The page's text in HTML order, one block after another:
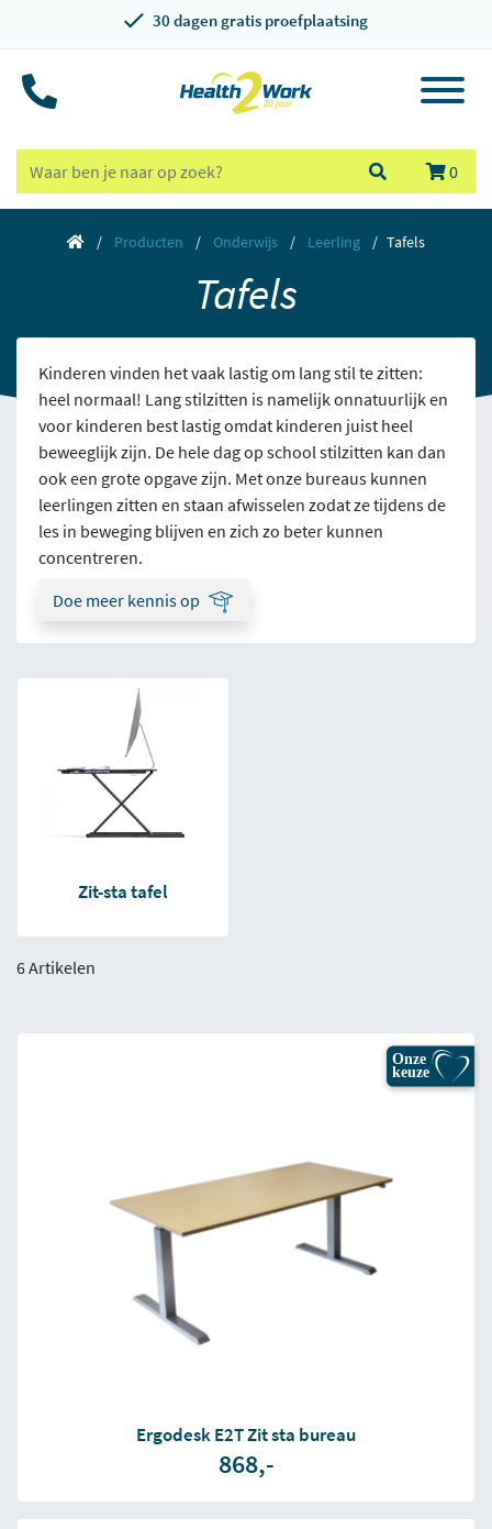
30 dagen gratis proefplaatsing
0
Producten Onderwijs Leerling Tafels
Tafels
Kinderen vinden het vaak lastig om lang stil te zitten:
heel normaal! Lang stilzitten is namelijk onnatuurlijk en
voor kinderen best lastig omdat kinderen juist heel
beweeglijk zijn. De hele dag op school stilzitten kan dan
ook een grote opgave zijn. Met onze bureaus kunnen
leerlingen zitten en staan afwisselen zodat ze tijdens de
les in beweging blijven en zich zo beter kunnen
concentreren.
Doe meer kennis op
Zit-sta tafel
6 Artikelen
Onze
keuze
Ergodesk E2T Zit sta bureau
868,-